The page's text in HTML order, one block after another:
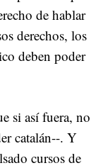
de hablar
derechos, los
deben poder
si así fuera, no
catalán--. Y
cursos de